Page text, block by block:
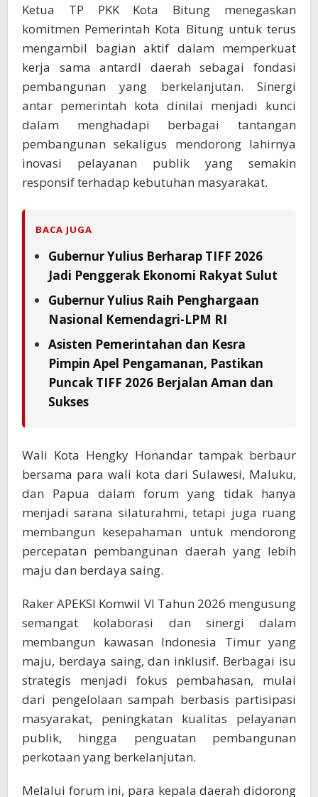
Ketua TP PKK Kota Bitung menegaskan
komitmen Pemerintah Kota Bitung untuk terus
mengambil bagian aktif dalam memperkuat
kerja sama antardl daerah sebagai fondasi
pembangunan yang berkelanjutan. Sinergi
antar pemerintah kota dinilai menjadi kunci
dalam menghadapi berbagai tantangan
pembangunan sekaligus mendorong lahirnya
inovasi pelayanan publik yang semakin
responsif terhadap kebutuhan masyarakat.
BACA JUGA
Gubernur Yulius Berharap TIFF 2026
Jadi Penggerak Ekonomi Rakyat Sulut
Gubernur Yulius Raih Penghargaan
Nasional Kemendagri-LPM RI
Asisten Pemerintahan dan Kesra
Pimpin Apel Pengamanan, Pastikan
Puncak TIFF 2026 Berjalan Aman dan
Sukses
Wali Kota Hengky Honandar tampak berbaur
bersama para wali kota dari Sulawesi, Maluku,
dan Papua dalam forum yang tidak hanya
menjadi sarana silaturahmi, tetapi juga ruang
membangun kesepahaman untuk mendorong
percepatan pembangunan daerah yang lebih
maju dan berdaya saing.
Raker APEKSI Komwil VI Tahun 2026 mengusung
semangat kolaborasi dan sinergi dalam
membangun kawasan Indonesia Timur yang
maju, berdaya saing, dan inklusif. Berbagai isu
strategis menjadi fokus pembahasan, mulai
dari pengelolaan sampah berbasis partisipasi
masyarakat, peningkatan kualitas pelayanan
publik, hingga penguatan pembangunan
perkotaan yang berkelanjutan.
Melalui forum ini, para kepala daerah didorong